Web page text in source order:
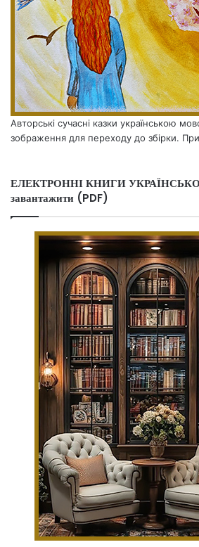
Авторські сучасні казки українською
зображення для переходу до збірки.
ЕЛЕКТРОННІ КНИГИ
завантажити (PDF)